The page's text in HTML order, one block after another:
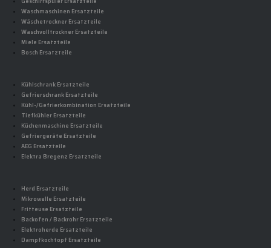
Waschmaschinen Ersatzteile
Wäschetrockner Ersatzteile
Waschvolltrockner Ersatzteile
Miele Ersatzteile
Bosch Ersatzteile
Kühlschrank Ersatzteile
Gefrierschrank Ersatzteile
Kühl-/Gefrierkombination Ersatzteile
Tiefkühler Ersatzteile
Küchenmaschine Ersatzteile
Gefriergeräte Ersatzteile
AEG Ersatzteile
Elektra Bregenz Ersatzteile
Herd Ersatzteile
Mikrowelle Ersatzteile
Fritteuse Ersatzteile
Backofen / Backrohr Ersatzteile
Elektroherde Ersatzteile
Dampfkochtopf Ersatzteile